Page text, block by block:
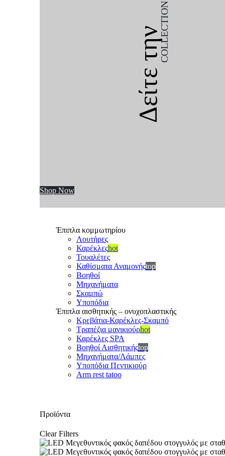
Δείτε τηνCOLLECTION
Shop Now
Έπιπλα κομμωτηρίου
Λουτήρες
Καρέκλεςhot
Τουαλέτες
Καθίσματα Αναμονήςtop
Βοηθοί
Μηχανήματα
Σκαμπώ
Υποπόδια
Έπιπλα αισθητικής – ονυχοπλαστικής
Κρεβάτια-Καρέκλες-Σκαμπό
Τραπέζια μανικιούρhot
Καρέκλες SPA
Βοηθοί Αισθητικήςtop
Μηχανήματα/Λάμπες
Υποπόδια Πεντικιούρ
Arm rest tatoo
Προϊόντα
Clear Filters